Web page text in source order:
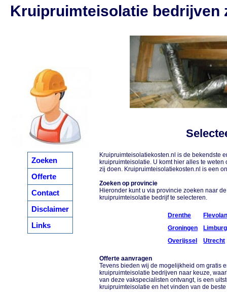
Zoeken
Offerte
Contact
Disclaimer
Links
Kruipruimteisolatie bedrijven
Kruipruimteisolatiekosten.nl is de bekendste
kruipruimteisolatie. U komt hier alles te
zij doen. Kruipruimteisolatiekosten.nl is een
Zoeken op provincie
Hieronder kunt u via provincie zoeken naar
kruipruimteisolatie bedrijf te selecteren.
Drenthe
Groningen
Limburg
Overijssel
Utrecht
Offerte aanvragen
Tevens bieden wij de mogelijkheid om gratis
kruipruimteisolatie bedrijven naar keuze,
van deze vakspecialisten ontvangt, is een
kruipruimteisolatie en het vinden van de